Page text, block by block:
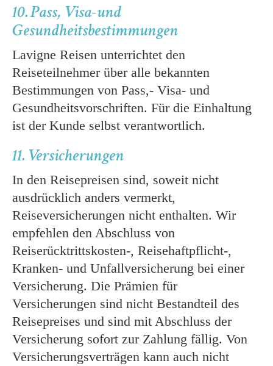
10. Pass, Visa-und
Gesundheitsbestimmungen
Lavigne Reisen unterrichtet den
Reiseteilnehmer über alle bekannten
Bestimmungen von Pass,- Visa- und
Gesundheitsvorschriften. Für die Einhaltung
ist der Kunde selbst verantwortlich.
11. Versicherungen
In den Reisepreisen sind, soweit nicht
ausdrücklich anders vermerkt,
Reiseversicherungen nicht enthalten. Wir
empfehlen den Abschluss von
Reiserücktrittskosten-, Reisehaftpflicht-,
Kranken- und Unfallversicherung bei einer
Versicherung. Die Prämien für
Versicherungen sind nicht Bestandteil des
Reisepreises und sind mit Abschluss der
Versicherung sofort zur Zahlung fällig. Von
Versicherungsverträgen kann auch nicht